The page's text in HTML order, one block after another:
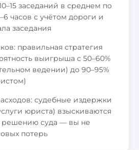
заседаний в среднем по
часов с учётом дороги и
заседания
правильная стратегия
выигрыша с 50–60%
ведении) до 90–95%
судебные издержки
юриста) взыскиваются
решению суда — вы не
потерь